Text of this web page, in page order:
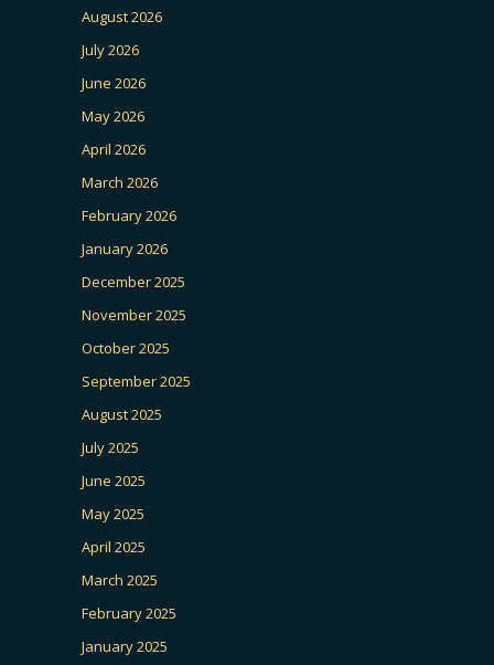
August 2026
July 2026
June 2026
May 2026
April 2026
March 2026
February 2026
January 2026
December 2025
November 2025
October 2025
September 2025
August 2025
July 2025
June 2025
May 2025
April 2025
March 2025
February 2025
January 2025